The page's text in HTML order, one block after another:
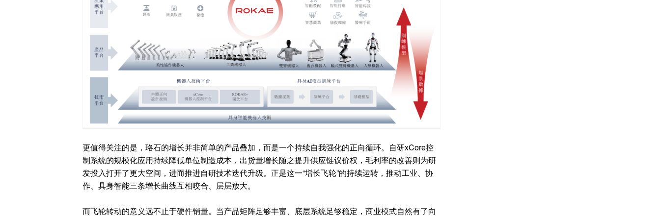
更值得关注的是，珞石的增长并非简单的产品叠加，而是一个持续自我强化的正向循环。自研xCore控
制系统的规模化应用持续降低单位制造成本，出货量增长随之提升供应链议价权，毛利率的改善则为研
发投入打开了更大空间，进而推进自研技术迭代升级。正是这一“增长飞轮”的持续运转，推动工业、协
作、具身智能三条增长曲线互相咬合、层层放大。
而飞轮转动的意义远不止于硬件销量。当产品矩阵足够丰富、底层系统足够稳定，商业模式自然有了向